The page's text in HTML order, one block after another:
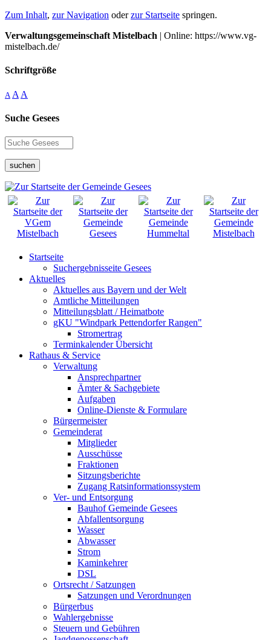
Zum Inhalt, zur Navigation oderzur Startseite springen.
Verwaltungsgemeinschaft Mistelbach | Online: https://www.vg-
mistelbach.de/
Schriftgröße
A A A
Suche Gesees
suchen
Startseite
Suchergebnisseite Gesees
Aktuelles
Aktuelles aus Bayern und der Welt
Amtliche Mitteilungen
Mitteilungsblatt / Heimatbote
gKU "Windpark Pettendorfer Rangen"
Stromertrag
Terminkalender Übersicht
Rathaus & Service
Verwaltung
Ansprechpartner
Ämter & Sachgebiete
Aufgaben
Online-Dienste & Formulare
Bürgermeister
Gemeinderat
Mitglieder
Ausschüsse
Fraktionen
Sitzungsberichte
Zugang Ratsinformationssystem
Ver- und Entsorgung
Bauhof Gemeinde Gesees
Abfallentsorgung
Wasser
Abwasser
Strom
Kaminkehrer
DSL
Ortsrecht / Satzungen
Satzungen und Verordnungen
Bürgerbus
Wahlergebnisse
Steuern und Gebühren